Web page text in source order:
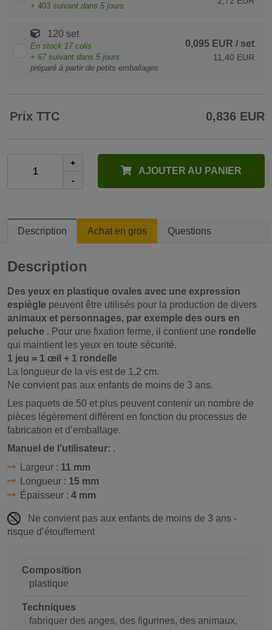
+ 403 suivant dans 5 jours
120 set
En stock 17 colis
+ 67suivant dans 5 jours
préparé à partir de petits emballages
0,095 EUR / set
11,40 EUR
Prix TTC 0,836 EUR
+
-
AJOUTER AU PANIER
Description Achat en gros Questions
Description
Des yeux en plastique ovales avec une expression
espiègle peuvent être utilisés pour la production de divers
animaux et personnages, par exemple des ours en
peluche . Pour une fixation ferme, il contient une rondelle
qui maintient les yeux en toute sécurité.
1 jeu = 1 œil + 1 rondelle
La longueur de la vis est de 1,2 cm.
Ne convient pas aux enfants de moins de 3 ans.
Les paquets de 50 et plus peuvent contenir un nombre de
pièces légèrement différent en fonction du processus de
fabrication et d’emballage.
Manuel de l’utilisateur: .
Largeur : 11 mm
Longueur : 15 mm
Épaisseur : 4 mm
Ne convient pas aux enfants de moins de 3 ans -
risque d’étouffement
Composition
plastique
Techniques
fabriquer des anges, des figurines, des animaux,